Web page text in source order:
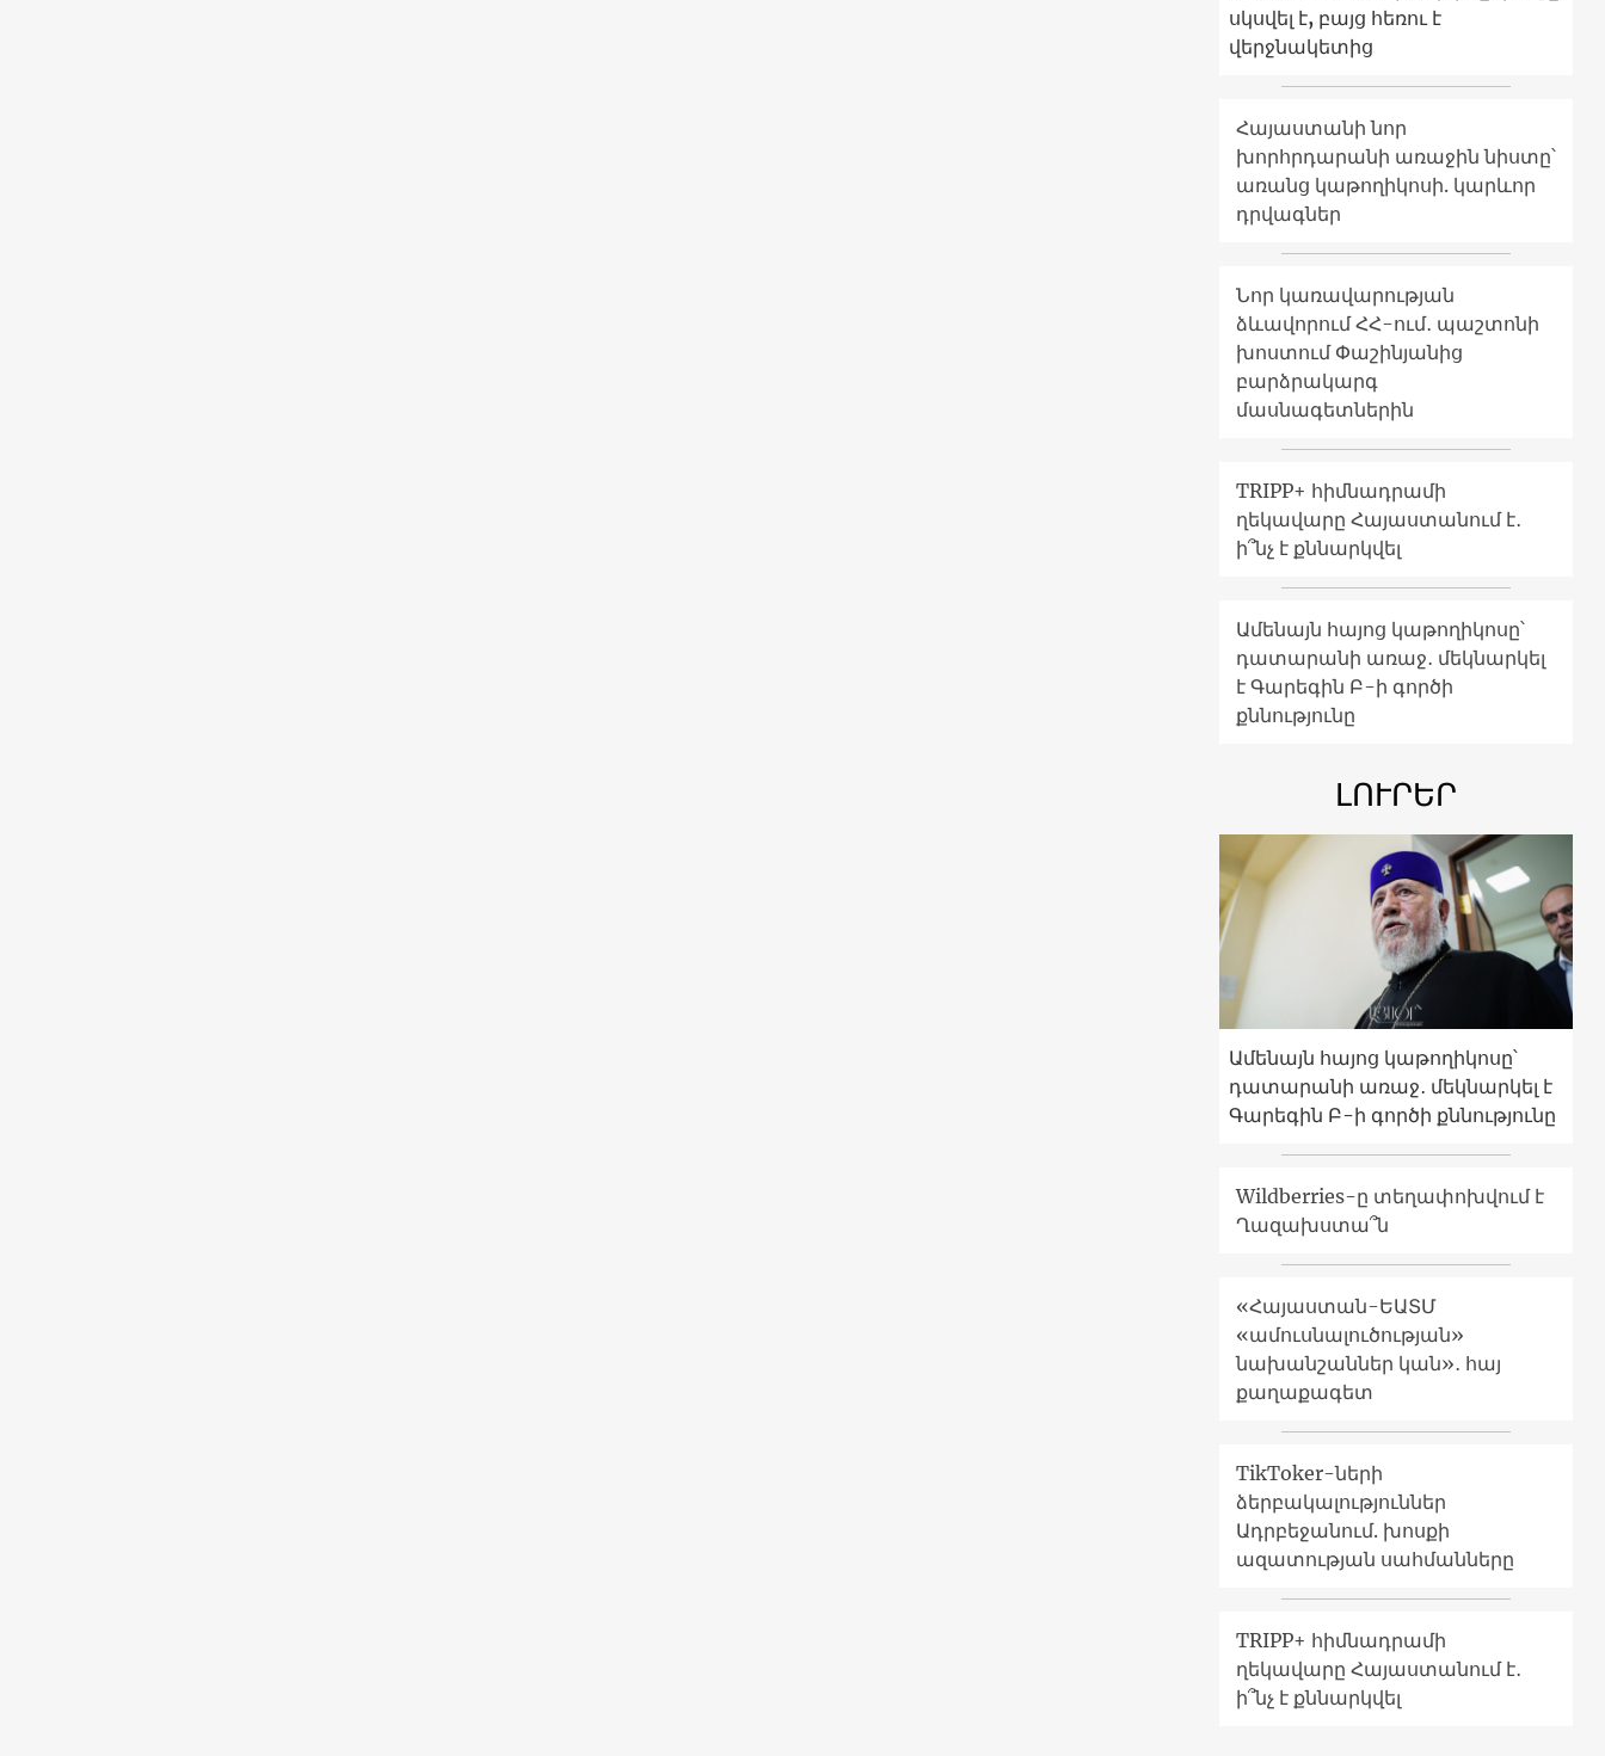
սկսվել է, բայց հեռու է
վերջնակետից
Հայաստանի նոր
խորհրդարանի առաջին նիստը՝
առանց կաթողիկոսի. կարևոր
դրվագներ
Նոր կառավարության
ձևավորում ՀՀ-ում․ պաշտոնի
խոստում Փաշինյանից
բարձրակարգ
մասնագետներին
TRIPP+ հիմնադրամի
ղեկավարը Հայաստանում է․
ի՞նչ է քննարկվել
Ամենայն հայոց կաթողիկոսը՝
դատարանի առաջ․ մեկնարկել
է Գարեգին Բ-ի գործի
քննությունը
ԼՈՒՐԵՐ
Ամենայն հայոց կաթողիկոսը՝
դատարանի առաջ․ մեկնարկել է
Գարեգին Բ-ի գործի քննությունը
Wildberries-ը տեղափոխվում է
Ղազախստա՞ն
«Հայաստան-ԵԱՏՄ
«ամուսնալուծության»
նախանշաններ կան»․ հայ
քաղաքագետ
TikToker-ների
ձերբակալություններ
Ադրբեջանում. խոսքի
ազատության սահմանները
TRIPP+ հիմնադրամի
ղեկավարը Հայաստանում է․
ի՞նչ է քննարկվել